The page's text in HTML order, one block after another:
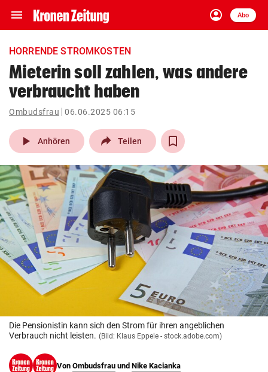
menu Navigation
ein-/ausklappen
account_circle
Anmelden
Abo
close Schließen
account_circle Anmelden
pin_drop
Wien arrow_right
bookmark
search
Suchbegriff
eingeben
© Krone Multimedia GmbH & Co KG 2026
Muthgasse 2, 1190 Wien
HORRENDE STROMKOSTEN
Mieterin soll zahlen, was andere
verbraucht haben
Ombudsfrau 06.06.2025 06:15
play_arrow Anhören Teilen
Die Pensionistin kann sich den Strom für ihren angeblichen
Verbrauch nicht leisten. (Bild: Klaus Eppele - stock.adobe.com)
Von Ombudsfrau und Nike Kacianka